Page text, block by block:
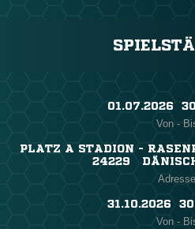
01.07.2026
Von -
PLATZ A STADION -
24229
Adresse
31.10.2026
Von -